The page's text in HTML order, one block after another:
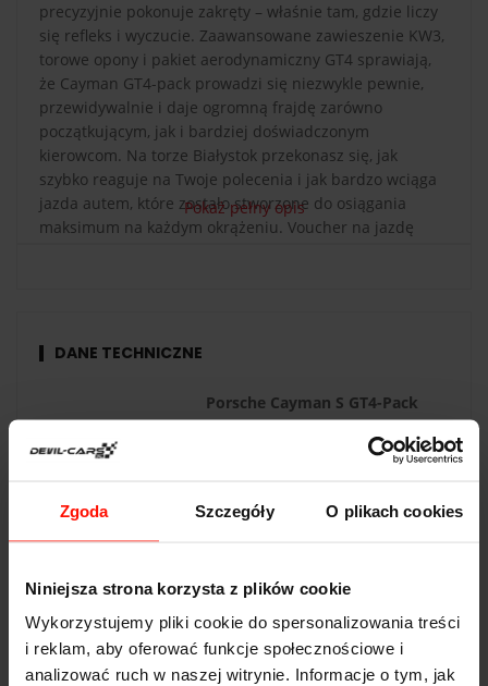
Zgoda Szczegóły O plikach cookies
Niniejsza strona korzysta z plików cookie
Wykorzystujemy pliki cookie do spersonalizowania treści
i reklam, aby oferować funkcje społecznościowe i
analizować ruch w naszej witrynie. Informacje o tym, jak
precyzyjnie pokonuje zakręty – właśnie tam, gdzie liczy
się refleks i wyczucie. Zaawansowane zawieszenie KW3,
torowe opony i pakiet aerodynamiczny GT4 sprawiają,
że Cayman GT4-pack prowadzi się niezwykle pewnie,
przewidywalnie i daje ogromną frajdę zarówno
początkującym, jak i bardziej doświadczonym
kierowcom. Na torze Białystok przekonasz się, jak
szybko reaguje na Twoje polecenia i jak bardzo wciąga
jazda autem, które zostało stworzone do osiągania
maksimum na każdym okrążeniu. Voucher na jazdę
Pokaż pełny opis
DANE TECHNICZNE
Porsche Cayman S GT4-Pack
Przyspieszenie:
Moc:
395KM
Napęd:
Pojemność:
3.4 l